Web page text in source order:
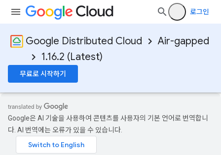
로그인
Google Distributed Cloud
Air-gapped
1.16.2 (Latest)
무료로 시작하기
Google은 AI 기술을 사용하여 콘텐츠를 사용자의 기본 언어로 번역합니
다. AI 번역에는 오류가 있을 수 있습니다.